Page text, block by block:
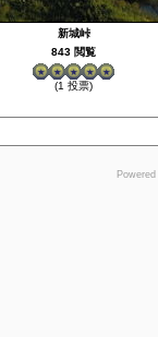
新城峠
843 閲覧
(1 投票)